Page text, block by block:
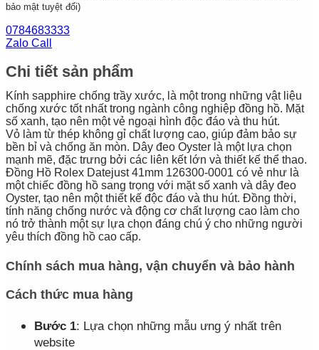
bảo mật tuyệt đối)
0784683333
Zalo Call
Chi tiết sản phẩm
Kính sapphire chống trầy xước, là một trong những vật liệu
chống xước tốt nhất trong ngành công nghiệp đồng hồ. Mặt
số xanh, tạo nên một vẻ ngoại hình độc đáo và thu hút.
Vỏ làm từ thép không gỉ chất lượng cao, giúp đảm bảo sự
bền bỉ và chống ăn mòn. Dây đeo Oyster là một lựa chọn
mạnh mẽ, đặc trưng bởi các liên kết lớn và thiết kế thể thao.
Đồng Hồ Rolex Datejust 41mm 126300-0001 có vẻ như là
một chiếc đồng hồ sang trọng với mặt số xanh và dây đeo
Oyster, tạo nên một thiết kế độc đáo và thu hút. Đồng thời,
tính năng chống nước và động cơ chất lượng cao làm cho
nó trở thành một sự lựa chọn đáng chú ý cho những người
yêu thích đồng hồ cao cấp.
Chính sách mua hàng, vận chuyển và bảo hành
Cách thức mua hàng
Bước 1: Lựa chọn những mẫu ưng ý nhất trên
website